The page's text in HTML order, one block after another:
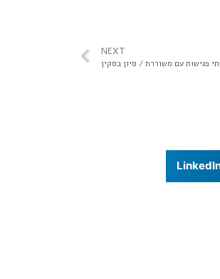
NEXT
פגישות עם משוררת / סיון בסקין